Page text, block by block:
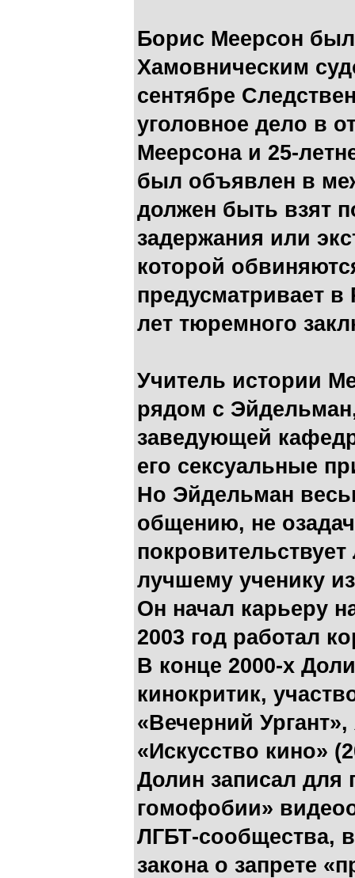
Борис Меерсон был
Хамовническим
сентябре
уголовное дело в
Меерсона и 25-
был объявлен в
должен быть взят
задержания или
которой
предусматривает в
лет тюремного
Учитель истории
рядом с
заведующей
его сексуальные
Но Эйдельман
общению, не
лучшему ученику
Он начал карьеру
2003 год работал
В конце 2000-х
кинокритик,
«Вечерний
«Искусство кино»
Долин записал для
гомофобии»
ЛГБТ-сообщества,
закона о запрете